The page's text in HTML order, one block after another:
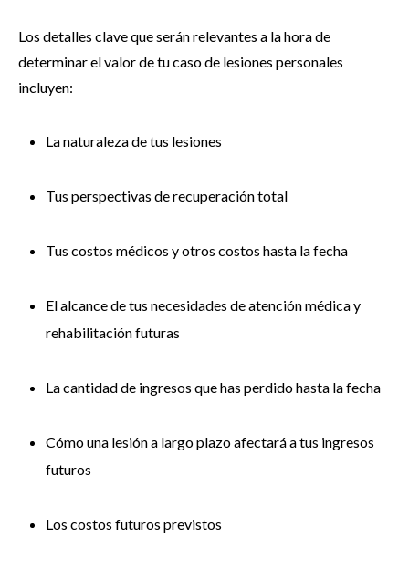
Los detalles clave que serán relevantes a la hora de
determinar el valor de tu caso de lesiones personales
incluyen:
La naturaleza de tus lesiones
Tus perspectivas de recuperación total
Tus costos médicos y otros costos hasta la fecha
El alcance de tus necesidades de atención médica y
rehabilitación futuras
La cantidad de ingresos que has perdido hasta la fecha
Cómo una lesión a largo plazo afectará a tus ingresos
futuros
Los costos futuros previstos